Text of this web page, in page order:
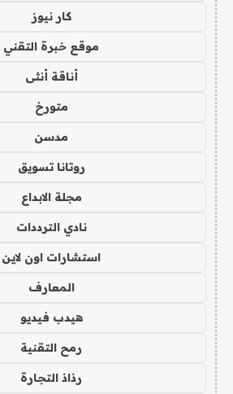
كار نيوز
موقع خبرة التقني
أناقة أنثى
متورخ
مدسن
روتانا تسويق
مجلة الابداع
نادي الترددات
استشارات اون لاين
المعارف
هيدب فيديو
رمح التقنية
رذاذ التجارة